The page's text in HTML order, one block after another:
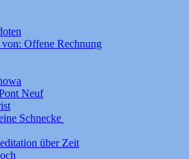
Offene Rechnung
Neuf
Schnecke
über Zeit